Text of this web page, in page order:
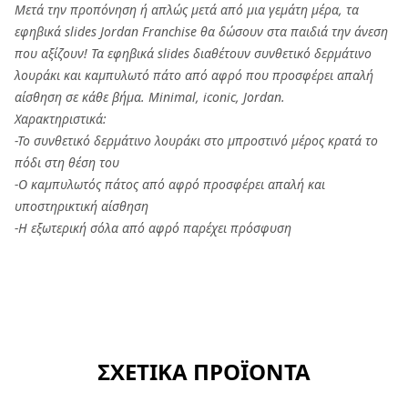
Μετά την προπόνηση ή απλώς μετά από μια γεμάτη μέρα, τα
εφηβικά slides Jordan Franchise θα δώσουν στα παιδιά την άνεση
που αξίζουν! Τα εφηβικά slides διαθέτουν συνθετικό δερμάτινο
λουράκι και καμπυλωτό πάτο από αφρό που προσφέρει απαλή
αίσθηση σε κάθε βήμα. Minimal, iconic, Jordan.
Χαρακτηριστικά:
-Το συνθετικό δερμάτινο λουράκι στο μπροστινό μέρος κρατά το
πόδι στη θέση του
-Ο καμπυλωτός πάτος από αφρό προσφέρει απαλή και
υποστηρικτική αίσθηση
-Η εξωτερική σόλα από αφρό παρέχει πρόσφυση
ΣΧΕΤΙΚΑ ΠΡΟΪΟΝΤΑ